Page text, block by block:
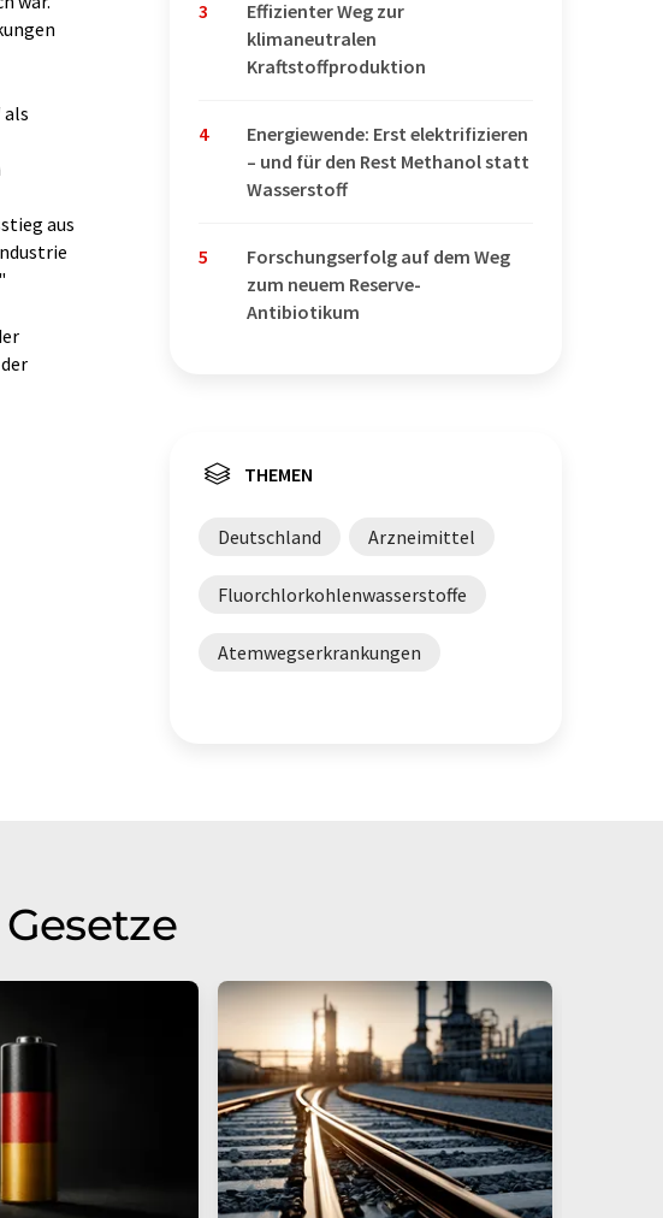
als
aus
3
Effizienter Weg zur
klimaneutralen
Kraftstoffproduktion
4
Energiewende: Erst elektrifizieren
– und für den Rest Methanol statt
Wasserstoff
5
Forschungserfolg auf dem Weg
zum neuem Reserve-
Antibiotikum
THEMEN
Deutschland Arzneimittel
Fluorchlorkohlenwasserstoffe
Atemwegserkrankungen